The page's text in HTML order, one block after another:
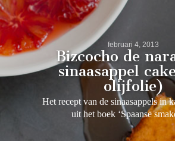
februari 4, 2013
Bizcocho de
sinaasappel
olijfolie)
Het recept van de sinaasappels in
uit het boek ‘Spaanse